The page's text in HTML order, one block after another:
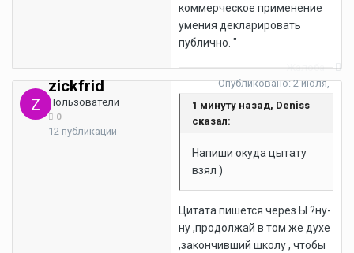
коммерческое применение
умения декларировать
публично. "
zickfrid
Пользователи
0
12 публикаций
Жалоба
Опубликовано:2 июля,
1 минуту назад, Deniss
сказал:
Напиши окуда цытату
взял )
Цитата пишется через Ы ?ну-
ну ,продолжай в том же духе
,закончивший школу , чтобы